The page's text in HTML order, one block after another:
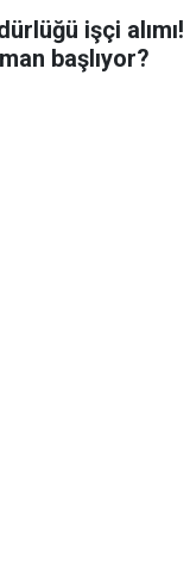
işçi alımı!
başlıyor?